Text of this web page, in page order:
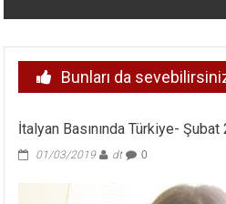
Bunları da
İtalyan Basınında Türkiye- Şubat
01/03/2019 dt 0